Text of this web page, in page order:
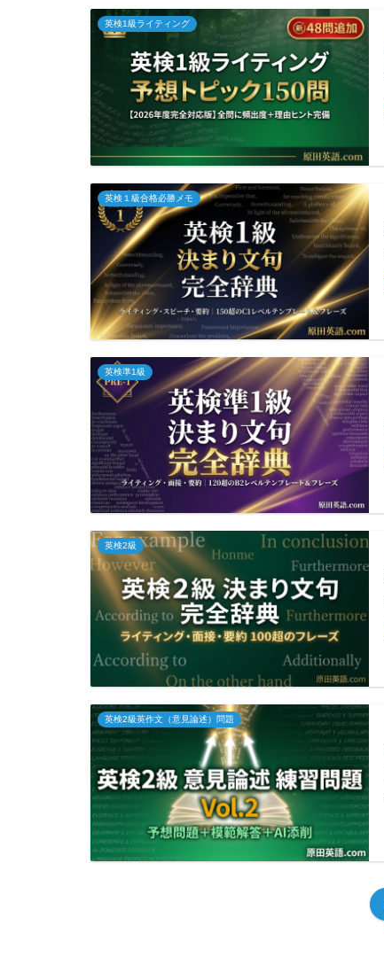
英検1級ライティング
英検１級合格必勝メモ
英検準1級
英検2級
英検2級英作文（意見論述）問題